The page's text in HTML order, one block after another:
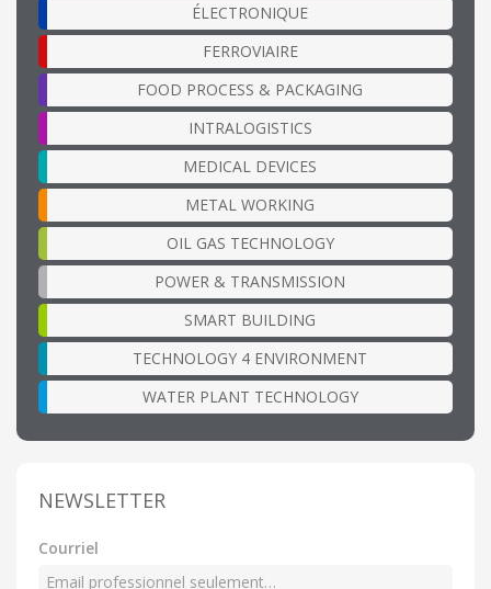
ÉLECTRONIQUE
FERROVIAIRE
FOOD PROCESS & PACKAGING
INTRALOGISTICS
MEDICAL DEVICES
METAL WORKING
OIL GAS TECHNOLOGY
POWER & TRANSMISSION
SMART BUILDING
TECHNOLOGY 4 ENVIRONMENT
WATER PLANT TECHNOLOGY
NEWSLETTER
Courriel